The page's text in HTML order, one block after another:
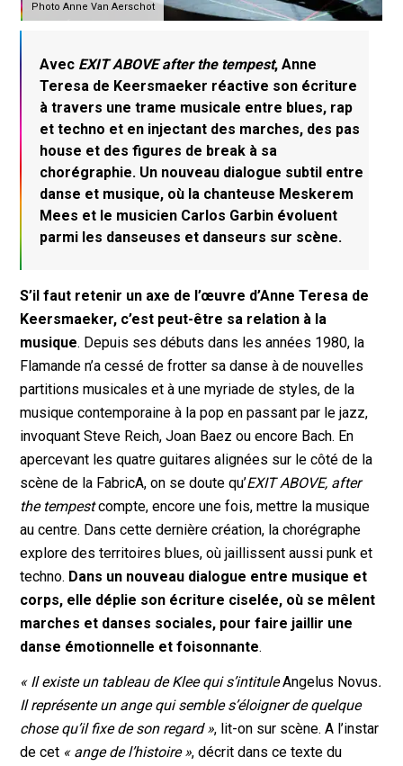
Photo Anne Van Aerschot
Avec EXIT ABOVE after the tempest, Anne
Teresa de Keersmaeker réactive son écriture
à travers une trame musicale entre blues, rap
et techno et en injectant des marches, des pas
house et des figures de break à sa
chorégraphie. Un nouveau dialogue subtil entre
danse et musique, où la chanteuse Meskerem
Mees et le musicien Carlos Garbin évoluent
parmi les danseuses et danseurs sur scène.
S’il faut retenir un axe de l’œuvre d’Anne Teresa de
Keersmaeker, c’est peut-être sa relation à la
musique. Depuis ses débuts dans les années 1980, la
Flamande n’a cessé de frotter sa danse à de nouvelles
partitions musicales et à une myriade de styles, de la
musique contemporaine à la pop en passant par le jazz,
invoquant Steve Reich, Joan Baez ou encore Bach. En
apercevant les quatre guitares alignées sur le côté de la
scène de la FabricA, on se doute qu’EXIT ABOVE, after
the tempestcompte, encore une fois, mettre la musique
au centre. Dans cette dernière création, la chorégraphe
explore des territoires blues, où jaillissent aussi punk et
techno. Dans un nouveau dialogue entre musique et
corps, elle déplie son écriture ciselée, où se mêlent
marches et danses sociales, pour faire jaillir une
danse émotionnelle et foisonnante.
« Il existe un tableau de Klee qui s’intituleAngelus Novus.
Il représente un ange qui semble s’éloigner de quelque
chose qu’il fixe de son regard », lit-on sur scène. A l’instar
de cet « ange de l’histoire », décrit dans ce texte du